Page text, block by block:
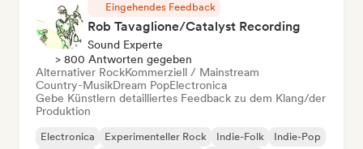
Eingehendes Feedback
Rob Tavaglione/Catalyst Recording
Sound Experte
> 800 Antworten gegeben
Alternativer RockKommerziell / Mainstream
Country-MusikDream PopElectronica
Gebe Künstlern detailliertes Feedback zu dem Klang/der
Produktion
Electronica Experimenteller Rock Indie-Folk
Indie-Pop